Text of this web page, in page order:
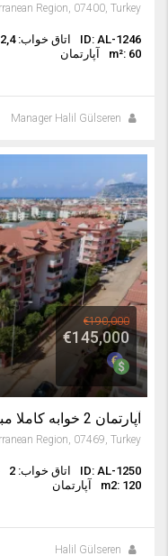
ID: AL-1246 اتاق خواب: 2,4
m²: 60
آپارتمان
Manager Halil Gülseren
€190,000
€145,000
آپارتمان 2 خوابه کاملا مبله برای فروش در اوبا آلانیا
ID: AL-1250 اتاق خواب: 2
m2: 120
آپارتمان
Halil Gülseren